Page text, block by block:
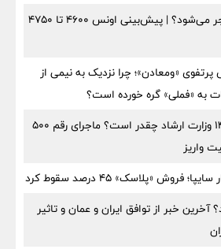
قیمت طلا دوباره منفجر می‌شود؟ | پیش‌بینی اونس ۴۶۰۰ تا ۴۷۵۰
ارزش پرتفوی «ومعادن»؛ چرا نزدیک به نیمی از
به «فملی» گره خورده است؟
هدیه روز خبرنگار ۱۴۰۵ وزارت ارشاد چقدر است؟ ماجرای رقم ۵۰۰
واریز
«پلاسک» ۴۵ درصد سقوط کرد
خبر از توافق ایران و عمان و تاثیر